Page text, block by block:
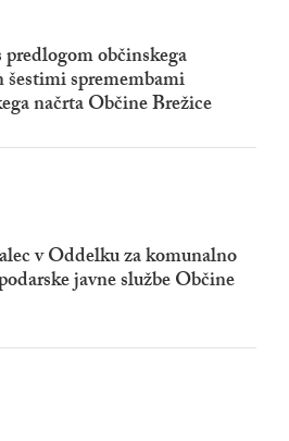
občinskega
šestimi spremembami
načrta Občine Brežice
v Oddelku za komunalno
javne službe Občine